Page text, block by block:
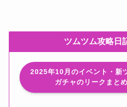
ツムツム攻略日
2025年10月のイベント・新
ガチャのリークまと